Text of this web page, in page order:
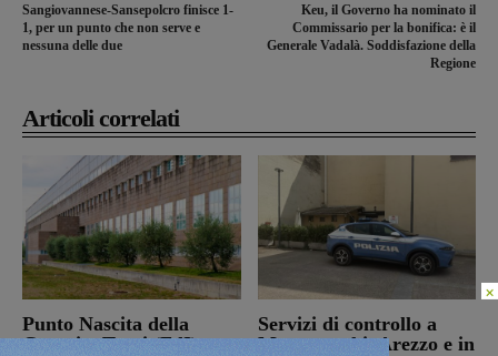
Sangiovannese-Sansepolcro finisce 1-
1, per un punto che non serve e
nessuna delle due
Keu, il Governo ha nominato il
Commissario per la bonifica: è il
Generale Vadalà. Soddisfazione della
Regione
Articoli correlati
Punto Nascita della
Gruccia, Tucci (FdI):
Servizi di controllo a
Montevarchi, Arezzo e in
×